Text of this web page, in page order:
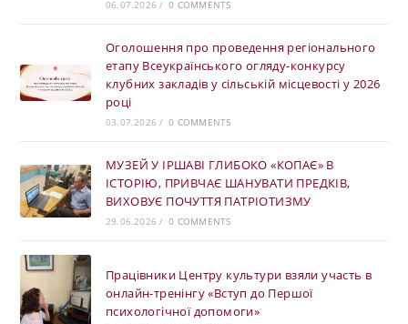
06.07.2026 / 0 COMMENTS
Оголошення про проведення регіонального
етапу Всеукраїнського огляду-конкурсу
клубних закладів у сільській місцевості у 2026
році
03.07.2026 / 0 COMMENTS
МУЗЕЙ У ІРШАВІ ГЛИБОКО «КОПАЄ» В
ІСТОРІЮ, ПРИВЧАЄ ШАНУВАТИ ПРЕДКІВ,
ВИХОВУЄ ПОЧУТТЯ ПАТРІОТИЗМУ
29.06.2026 / 0 COMMENTS
Працівники Центру культури взяли участь в
онлайн-тренінгу «Вступ до Першої
психологічної допомоги»